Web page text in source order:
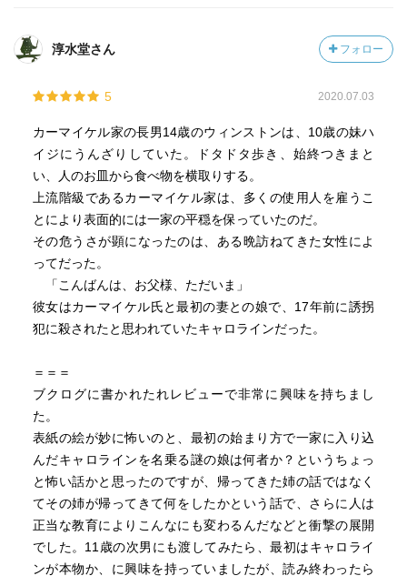
家族という呪縛から解き放たれて。
一カ所だけ、思わず涙したところがある。
ラインに対し、嫉妬のあまり「なぜハイジはキャロライン
を手に入れることが出来るんだよ」とウィンストンが叫ぶ
場面だ。
キャロラインは黙って彼を抱きしめる。
「すると私は気分が楽になった。私は泣かなかった。泣け
なかったのだ。
どうやって泣くかを、教わったことがなかったのだ。」
・・成長、などという言葉さえ薄っぺらに聞こえてしま
う。
本書の中で、大人になったハイジはハイヒールを履いてテ
そうなるまで、ふたりはどれほど努力したことだろう。
なりすましの詐欺行為は許されない、糾弾すべきだなどと
言われ、今の日本だったら作品自体が非難の対象になるだ
ろう。そのあたりが、絶版になった理由なのかもしれな
い。
もしそうなら、こんな愚かしい話はない。
何故なら、動機となった真実には蓋をするということだか
ら。
淳水堂さん フォロー
5 2020.07.03
カーマイケル家の長男14歳のウィンストンは、10歳の妹ハ
イジにうんざりしていた。ドタドタ歩き、始終つきまと
い、人のお皿から食べ物を横取りする。
上流階級であるカーマイケル家は、多くの使用人を雇うこ
とにより表面的には一家の平穏を保っていたのだ。
その危うさが顕になったのは、ある晩訪ねてきた女性によ
ってだった。
「こんばんは、お父様、ただいま」
彼女はカーマイケル氏と最初の妻との娘で、17年前に誘拐
犯に殺されたと思われていたキャロラインだった。
＝＝＝
ブクログに書かれたれレビューで非常に興味を持ちまし
た。
表紙の絵が妙に怖いのと、最初の始まり方で一家に入り込
んだキャロラインを名乗る謎の娘は何者か？というちょっ
と怖い話かと思ったのですが、帰ってきた姉の話ではなく
てその姉が帰ってきて何をしたかという話で、さらに人は
正当な教育によりこんなにも変わるんだなどと衝撃の展開
でした。11歳の次男にも渡してみたら、最初はキャロライ
ンが本物か、に興味を持っていましたが、読み終わったら